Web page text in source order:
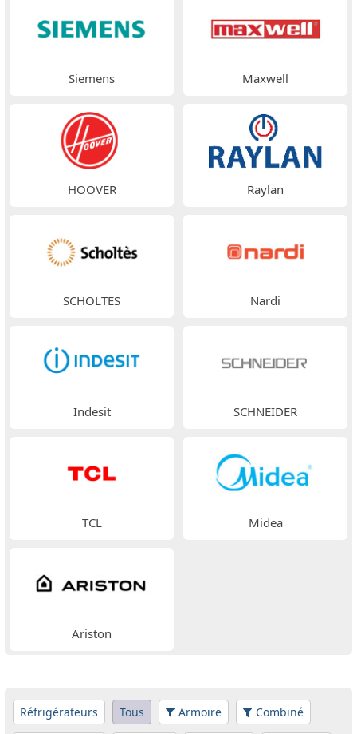
Siemens Maxwell
HOOVER Raylan
SCHOLTES Nardi
Indesit SCHNEIDER
TCL Midea
Ariston
Réfrigérateurs Tous Armoire Combiné